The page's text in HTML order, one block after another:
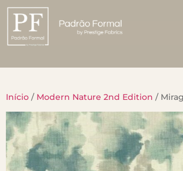
Início / Modern Nature 2nd Edition /